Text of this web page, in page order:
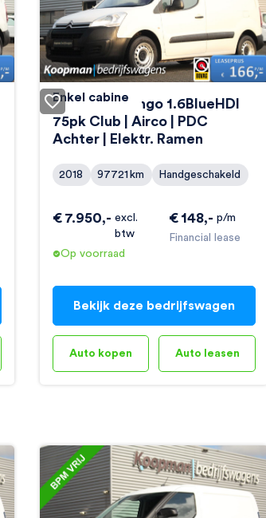
Enkel cabine
Citroën Berlingo 1.6BlueHDI
75pk Club | Airco | PDC
Achter | Elektr. Ramen
2018 97721 km Handgeschakeld
€ 148,- p/m
Financial lease
€ 7.950,- excl.
btw
Op voorraad
Bekijk deze bedrijfswagen
Auto kopen Auto leasen